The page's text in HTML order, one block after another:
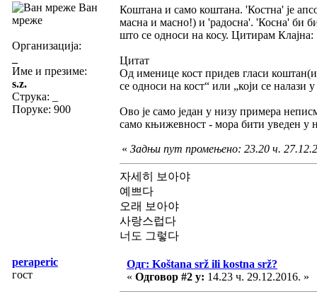
Ван
мреже
Организација:
Име и презиме:
s.z.
Струка:
Поруке: 900
Коштана и само коштана. 'Костна' је
масна и масно!) и 'радосна'. 'Косна' би
што се односи на косу. Цитирам Клајна:
Цитат
Од именице кост придев гласи
се односи на кост“ или „који се налази
Ово је само један у низу примера
само књижевност - мора бити уведен у
« Задњи пут промењено: 23.20 ч.
자세히 보아야
예쁘다
오래 보아야
사랑스럽다
너도 그렇다
peraperic
гост
Одг: Koštana srž ili kostna srž?
« Одговор #2 у: 14.23 ч. 29.12.2016. »